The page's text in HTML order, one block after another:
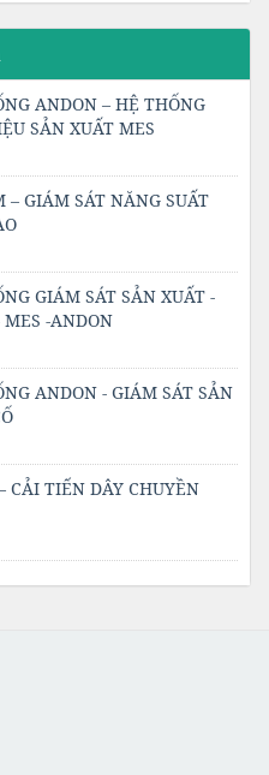
ANDON – HỆ THỐNG
SẢN XUẤT MES
– GIÁM SÁT NĂNG SUẤT
GIÁM SÁT SẢN XUẤT -
-ANDON
ANDON - GIÁM SÁT SẢN
CẢI TIẾN DÂY CHUYỀN